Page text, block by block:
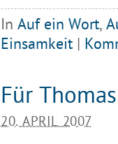
In Auf ein Wort,
Einsamkeit |
Für
20. APRIL 2007